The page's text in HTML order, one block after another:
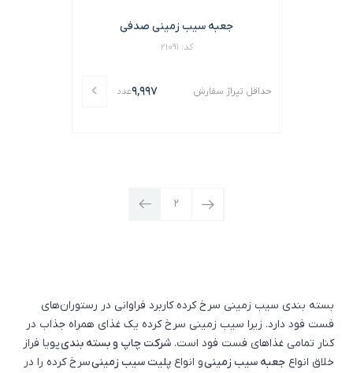
جعبه سیب زمینی صدفی
کد: 21091
حداقل تیراژ سفارش 9,997عدد
2
بسته بندی سیب زمینی سرخ کرده کاربرد فراوانی در رستوران‌های
فست فود دارد. زیرا سیب زمینی سرخ کرده یک غذای همراه جذاب در
کنار تمامی غذاهای فست فود است. شرکت چاپ و بسته بندیپویا فراز
خلاق انواع جعبه سیب زمینیو انواع پلیت سیب زمینیسرخ کرده را در